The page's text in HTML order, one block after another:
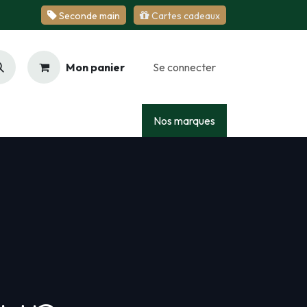
Se​​​​conde ​​​​m​​a​​in Cartes cadeaux
Mon panier Se connecter
Nos marques